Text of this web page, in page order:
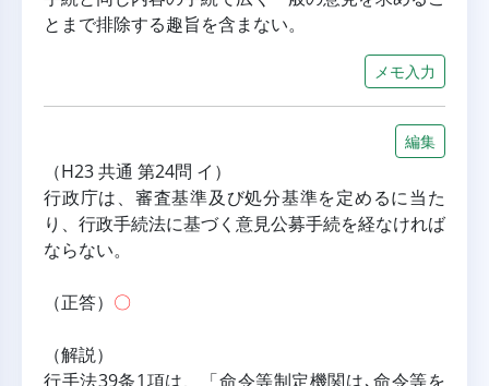
とまで排除する趣旨を含まない。
メモ入力
編集
（H23 共通 第24問 イ）
行政庁は、審査基準及び処分基準を定めるに当た
り、行政手続法に基づく意見公募手続を経なければ
ならない。
（正答） 〇
（解説）
行手法39条1項は、「命令等制定機関は､命令等を